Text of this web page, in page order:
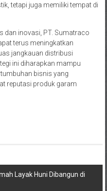
tetapi juga memiliki tempat di
dan inovasi, PT. Sumatraco
terus meningkatkan
jangkauan distribusi
ini diharapkan mampu
bisnis yang
reputasi produk garam
Layak Huni Dibangun di